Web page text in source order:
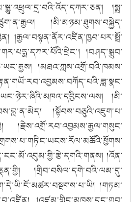
།སྨྲ་
།མི་མཉམ་ཐུགས་བསྐྱེད་
།རྒྱལ་བསྟན་ནོར་འཛིན་ཁྱབ་པར་སྤྲོ་
།བཤད་སྒྲུབ་
།མཐའ་ཀླས་འགྲོ་བའི་ཁམས་
།མི་
།སྟོབས་བཅུའི་འཇུག་པ་
།རྗེས་འགྲོ་རབ་འབྱམས་རྒྱལ་གསུང་
།འོན་
།གྲིབ་བསིལ་དགེ་བའི་ལམ་དུ་
།གཏམ་